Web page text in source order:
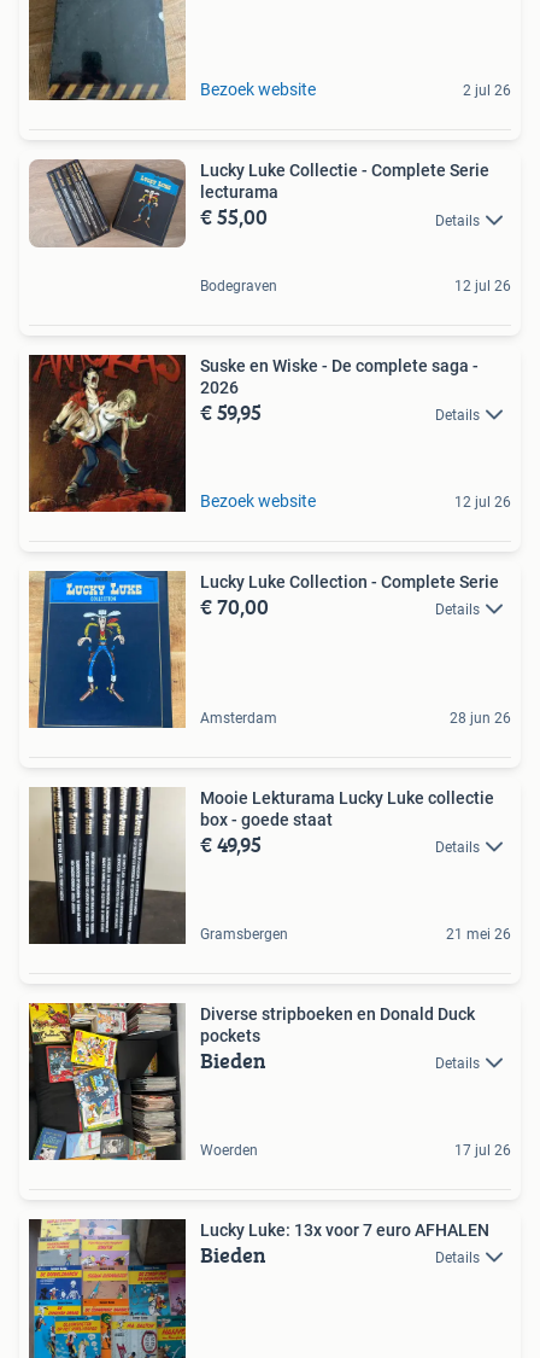
Bezoek website 2 jul 26
Lucky Luke Collectie - Complete Serie
lecturama
€ 55,00 Details
Bodegraven 12 jul 26
Suske en Wiske - De complete saga -
2026
€ 59,95 Details
Bezoek website 12 jul 26
Lucky Luke Collection - Complete Serie
€ 70,00 Details
Amsterdam 28 jun 26
Mooie Lekturama Lucky Luke collectie
box - goede staat
€ 49,95 Details
Gramsbergen 21 mei 26
Diverse stripboeken en Donald Duck
pockets
Bieden Details
Woerden 17 jul 26
Lucky Luke: 13x voor 7 euro AFHALEN
Bieden Details